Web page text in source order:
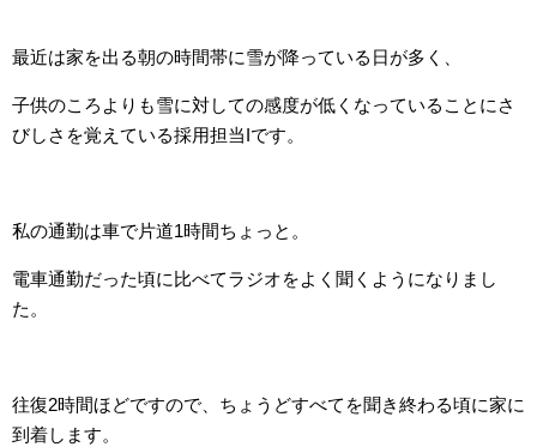
最近は家を出る朝の時間帯に雪が降っている日が多く、
子供のころよりも雪に対しての感度が低くなっていることにさ
びしさを覚えている採用担当Iです。
私の通勤は車で片道1時間ちょっと。
電車通勤だった頃に比べてラジオをよく聞くようになりまし
た。
往復2時間ほどですので、ちょうどすべてを聞き終わる頃に家に
到着します。